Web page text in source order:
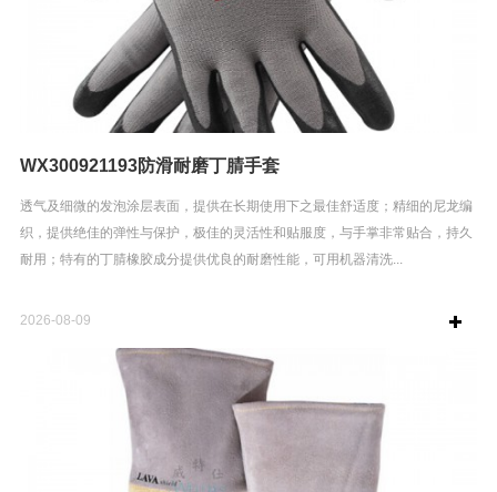
WX300921193防滑耐磨丁腈手套
透气及细微的发泡涂层表面，提供在长期使用下之最佳舒适度；精细的尼龙编
织，提供绝佳的弹性与保护，极佳的灵活性和贴服度，与手掌非常贴合，持久
耐用；特有的丁腈橡胶成分提供优良的耐磨性能，可用机器清洗...
2026-08-09